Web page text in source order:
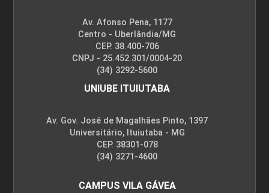
Av. Afonso Pena, 1177
Centro - Uberlândia/MG
CEP. 38.400-706
CNPJ - 25.452.301/0004-20
(34) 3292-5600
UNIUBE ITUIUTABA
Av. Gov. José de Magalhães Pinto, 1397
Universitário, Ituiutaba - MG
CEP. 38301-078
(34) 3271-4600
CAMPUS VILA GÁVEA